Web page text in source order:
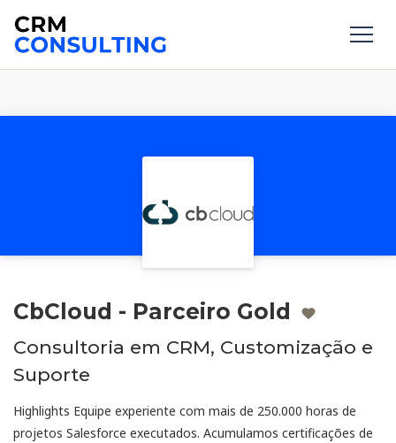
CbCloud - Parceiro Gold
Consultoria em CRM, Customização e
Suporte
Highlights Equipe experiente com mais de 250.000 horas de
projetos Salesforce executados. Acumulamos certificações de